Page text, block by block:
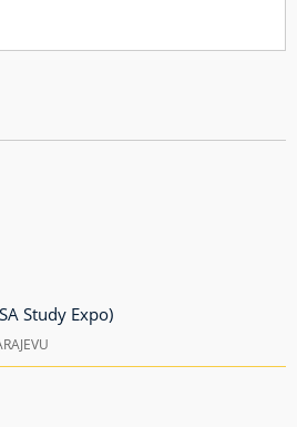
Study Expo)